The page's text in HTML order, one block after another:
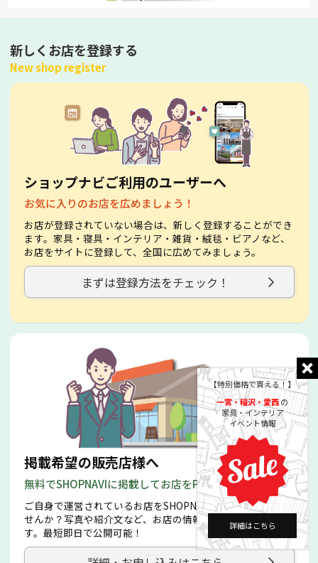
【特別価格で買える！】
一宮・稲沢・愛西の
家具・インテリア
イベント情報
詳細はこちら
新しくお店を登録する
New shop register
ショップナビご利用のユーザーへ
お気に入りのお店を広めましょう！
お店が登録されていない場合は、新しく登録することができ
ます。家具・寝具・インテリア・雑貨・絨毯・ビアノなど、
お店をサイトに登録して、全国に広めてみましょう。
まずは登録方法をチェック！
掲載希望の販売店様へ
無料でSHOPNAVIに掲載してお店をPRしましょう！
ご自身で運営されているお店をSHOPNAVIに掲載してPRしま
せんか？写真や紹介文など、お店の情報を自由に編集できま
す。最短即日で公開可能！